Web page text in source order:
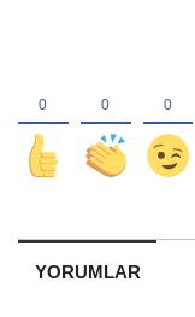
YORUMLAR